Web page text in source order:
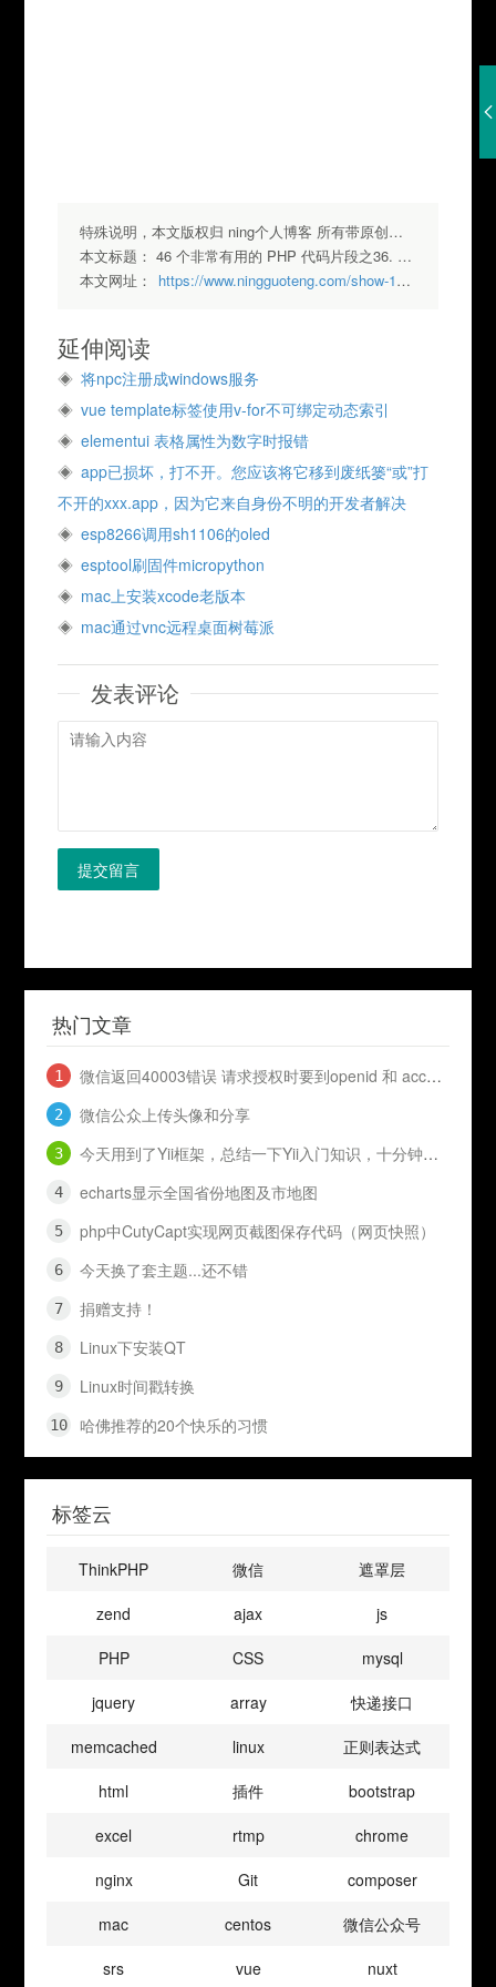
特殊说明，本文版权归 ning个人博客 所有带原创标签请勿转载，转载请注明出处.
本文标题：46 个非常有用的 PHP 代码片段之36. 生成二维码
本文网址：
https://www.ningguoteng.com/show-127.html
延伸阅读
将npc注册成windows服务
vue template标签使用v-for不可绑定动态索引
elementui 表格属性为数字时报错
app已损坏，打不开。您应该将它移到废纸篓“或”打
不开的xxx.app，因为它来自身份不明的开发者解决
esp8266调用sh1106的oled
esptool刷固件micropython
mac上安装xcode老版本
mac通过vnc远程桌面树莓派
发表评论
提交留言

热门文章
微信返回40003错误 请求授权时要到openid 和 access_token
微信公众上传头像和分享
今天用到了Yii框架，总结一下Yii入门知识，十分钟入门Yii
echarts显示全国省份地图及市地图
php中CutyCapt实现网页截图保存代码（网页快照）
今天换了套主题...还不错
捐赠支持！
Linux下安装QT
Linux时间戳转换
哈佛推荐的20个快乐的习惯
标签云
ThinkPHP 微信
遮罩层
zend
ajax
js
PHP
CSS
mysql
jquery
array
快递接口
memcached
linux
正则表达式
html
插件
bootstrap
excel
rtmp
chrome
nginx
Git
composer
mac
centos
微信公众号
srs
vue nuxt